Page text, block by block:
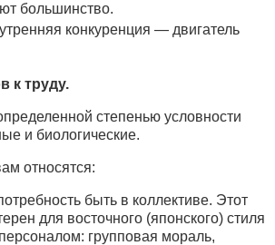
большинство.
конкуренция — двигатель
к труду.
степенью условности
и биологические.
относятся:
быть в коллективе. Этот
для восточного (японского) стиля
групповая мораль,